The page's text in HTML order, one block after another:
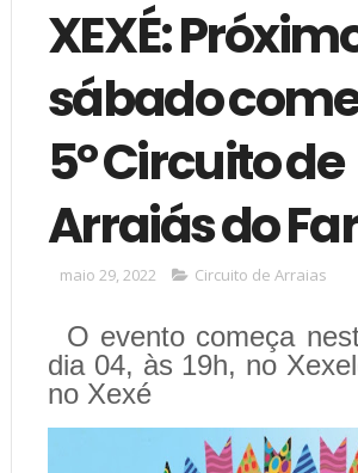
XEXÉ:
sábado
5º Circuito de
Arraiás do
maio 29, 2022 Circuito de Arraias
O evento começa
dia 04, às 19h, no
no Xexé